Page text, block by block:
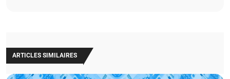
ARTICLES SIMILAIRES